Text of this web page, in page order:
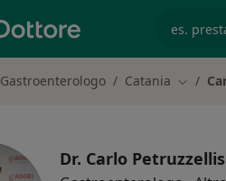
Gastroenterologo Catania
Dr. Carlo Petruzzellis